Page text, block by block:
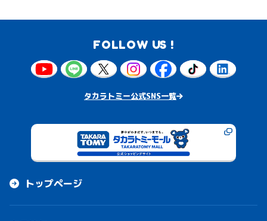
FOLLOW US !
タカラトミー公式SNS一覧
トップページ